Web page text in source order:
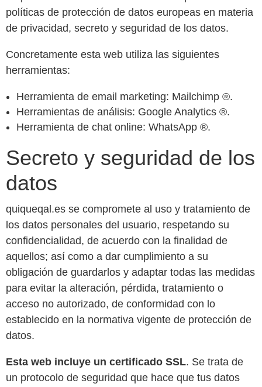
políticas de protección de datos europeas en materia
de privacidad, secreto y seguridad de los datos.
Concretamente esta web utiliza las siguientes
herramientas:
Herramienta de email marketing: Mailchimp ®.
Herramientas de análisis: Google Analytics ®.
Herramienta de chat online: WhatsApp ®.
Secreto y seguridad de los
datos
quiqueqal.es se compromete al uso y tratamiento de
los datos personales del usuario, respetando su
confidencialidad, de acuerdo con la finalidad de
aquellos; así como a dar cumplimiento a su
obligación de guardarlos y adaptar todas las medidas
para evitar la alteración, pérdida, tratamiento o
acceso no autorizado, de conformidad con lo
establecido en la normativa vigente de protección de
datos.
Esta web incluye un certificado SSL. Se trata de
un protocolo de seguridad que hace que tus datos